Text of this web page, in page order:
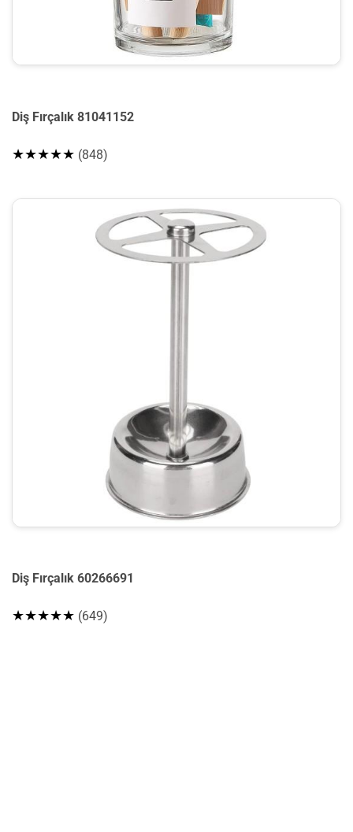
Diş Fırçalık 81041152
★★★★★ (848)
Diş Fırçalık 60266691
★★★★★ (649)